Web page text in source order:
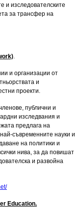
и изследователските
за трансфер на
.
и организации от
и
проекти.
публични и
изследвания и
предлага на
съвременните науки и
на политики и
нива, за да повишат
и развойна
Education.